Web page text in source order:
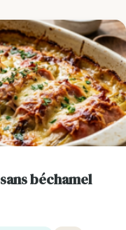
béchamel